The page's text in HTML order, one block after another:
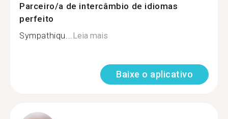
Parceiro/a de intercâmbio de idiomas
perfeito
Sympathiqu... Leia mais
Baixe o aplicativo